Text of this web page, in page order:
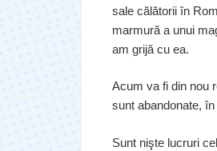
sale călătorii în
marmură a unui
am grijă cu ea.
Acum va fi din nou
sunt abandonate,
Sunt nişte lucruri